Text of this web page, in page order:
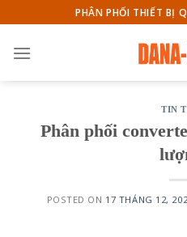
to
content
PHÂN PHỐI THIẾT BỊ
TIN
Phân phối
POSTED ON 17 THÁNG 12,